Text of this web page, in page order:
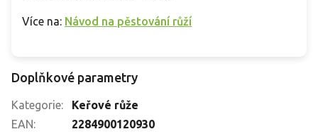
Více na: Návod na pěstování růží
Doplňkové parametry
Kategorie:
Keřové růže
EAN:
2284900120930